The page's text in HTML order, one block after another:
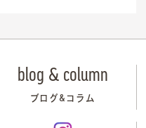
blog & column
ブログ&コラム